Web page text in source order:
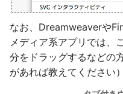
なお、Dreamweaverや
メディア系アプリでは、
分をドラッグするなどの
があれば教えてください）